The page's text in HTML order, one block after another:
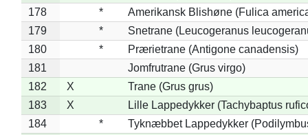
178
*
Amerikansk Blishøne (Fulica
179
*
Snetrane (Leucogeranus
180
*
Prærietrane (Antigone canadensis)
181
Jomfrutrane (Grus virgo)
182
X
Trane (Grus grus)
183
X
Lille Lappedykker (Tachybaptus
184
*
Tyknæbbet Lappedykker